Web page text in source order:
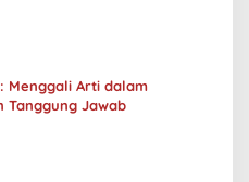
Menggali Arti dalam
Tanggung Jawab